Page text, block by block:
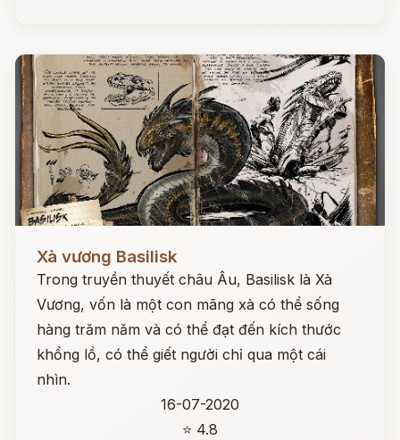
Xà vương Basilisk
Trong truyền thuyết châu Âu, Basilisk là Xà
Vương, vốn là một con mãng xà có thể sống
hàng trăm năm và có thể đạt đến kích thước
khổng lồ, có thể giết người chỉ qua một cái
nhìn.
16-07-2020
⭐ 4.8